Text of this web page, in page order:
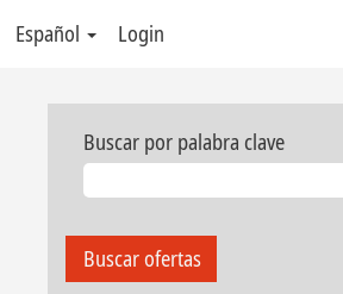
Español Login
Buscar por palabra clave